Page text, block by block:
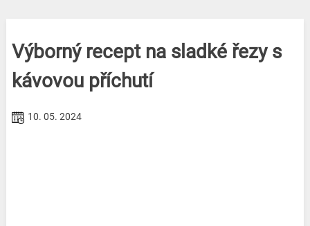
Výborný recept na sladké řezy s
kávovou příchutí
10. 05. 2024